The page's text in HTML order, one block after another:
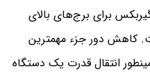
برای برج‌های بالای
کاهش دور جزء مهمترین
انتقال قدرت یک دستگاه